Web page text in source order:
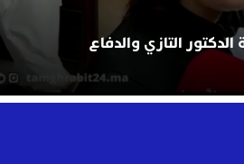
التازي والدفاع